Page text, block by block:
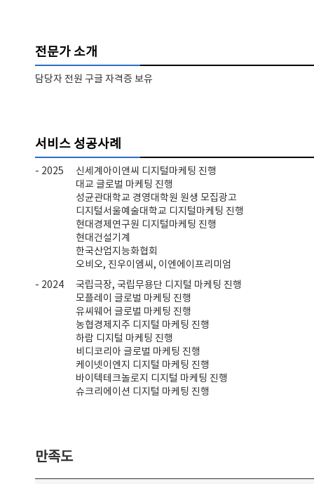
전문가 소개
담당자 전원 구글 자격증 보유
서비스 성공사례
- 2025
신세계아이앤씨 디지털마케팅 진행
대교 글로벌 마케팅 진행
성균관대학교 경영대학원 원생 모집광고
디지털서울예술대학교 디지털마케팅 진행
현대경제연구원 디지털마케팅 진행
현대건설기계
한국산업지능화협회
오비오, 진우이엠씨, 이엔에이프리미엄
- 2024
국립극장, 국립무용단 디지털 마케팅 진행
모플레이 글로벌 마케팅 진행
유씨웨어 글로벌 마케팅 진행
농협경제지주 디지털 마케팅 진행
하람 디지털 마케팅 진행
비디코리아 글로벌 마케팅 진행
케이넷이엔지 디지털 마케팅 진행
바이텍테크놀로지 디지털 마케팅 진행
슈크리에이션 디지털 마케팅 진행
만족도